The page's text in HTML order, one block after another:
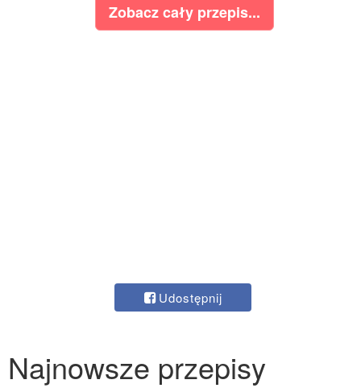
Zobacz cały przepis...
Udostępnij
Najnowsze przepisy